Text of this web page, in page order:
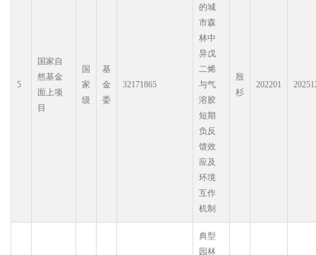
5
国家自
然基金
面上项
目
国
家
级
基
金
委
32171865
的城
市森
林中
异戊
二烯
与气
溶胶
短期
负反
馈效
应及
环境
互作
机制
殷
杉
202201
典型
园林